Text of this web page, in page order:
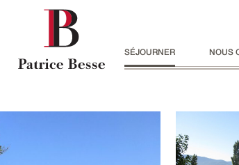
SÉJOURNER NOUS